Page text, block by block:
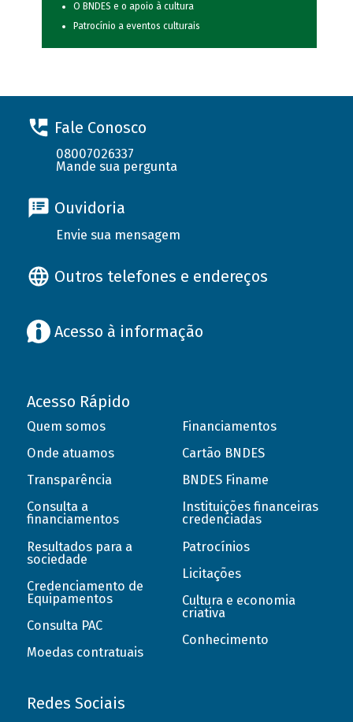
O BNDES e o apoio à cultura
Patrocínio a eventos culturais
Fale Conosco
08007026337
Mande sua pergunta
Ouvidoria
Envie sua mensagem
Outros telefones e endereços
Acesso à informação
Acesso Rápido
Quem somos
Onde atuamos
Transparência
Consulta a
financiamentos
Resultados para a
sociedade
Credenciamento de
Equipamentos
Consulta PAC
Moedas contratuais
Financiamentos
Cartão BNDES
BNDES Finame
Instituições financeiras
credenciadas
Patrocínios
Licitações
Cultura e economia
criativa
Conhecimento
Redes Sociais